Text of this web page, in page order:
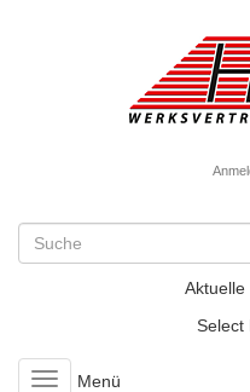
Aktuelle
Select
ToggleMenü